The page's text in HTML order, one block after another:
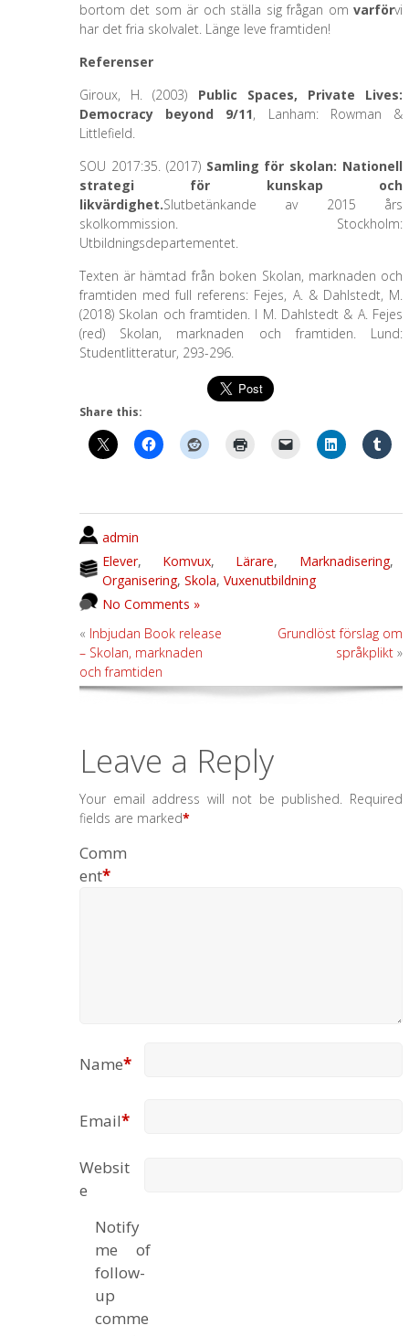
bortom det som är och ställa sig frågan omvarförvi
har det fria skolvalet. Länge leve framtiden!
Referenser
Giroux, H. (2003) Public Spaces, Private Lives:
Democracy beyond 9/11, Lanham: Rowman &
Littlefield.
SOU 2017:35. (2017) Samling för skolan: Nationell
strategi för kunskap och
likvärdighet.Slutbetänkande av 2015 års
skolkommission. Stockholm:
Utbildningsdepartementet.
Texten är hämtad från boken Skolan, marknaden och
framtiden med full referens: Fejes, A. & Dahlstedt, M.
(2018) Skolan och framtiden. I M. Dahlstedt & A. Fejes
(red) Skolan, marknaden och framtiden. Lund:
Studentlitteratur, 293-296.
Share this:
admin
Elever, Komvux, Lärare, Marknadisering,
Organisering, Skola, Vuxenutbildning
No Comments »
« Inbjudan Book release
– Skolan, marknaden
och framtiden
Grundlöst förslag om
språkplikt »
Leave a Reply
Your email address will not be published. Required
fields are marked*
Comm
ent*
Name*
Email*
Websit
e
Notify
me of
follow-
up
comme